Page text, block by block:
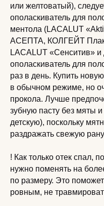
или желтоватый),
ополаскиватель для
ментола (LACALUT
АСЕПТА, КОЛГЕЙТ
LACALUT «Сенситив» и
ополаскиватель для
раз в день. Купить
в обычном режиме, но
прокола. Лучше
зубную пасту без мяты
детскую), поскольку
раздражать свежую
! Как только отек спал,
нужно поменять на
по размеру. Это
ровным, не